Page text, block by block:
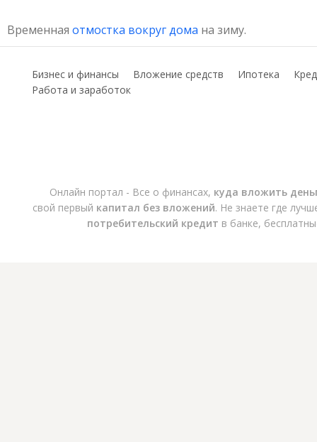
Временная отмостка вокруг дома на зиму.
Бизнес и финансы Вложение средств Ипотека
Работа и заработок
Онлайн портал - Все о финансах, куда вложить
свой первый капитал без вложений. Не знаете где
потребительский кредит в банке,